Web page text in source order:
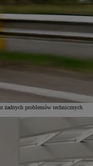
żadnych problemów technicznych